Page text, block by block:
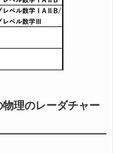
理のレーダチャー